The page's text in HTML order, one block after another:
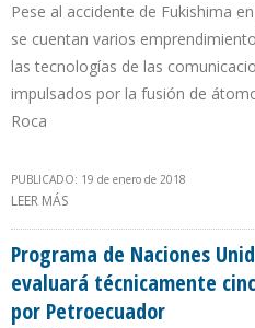
Pese al accidente de Fukishima
se cuentan varios
las tecnologías de las
impulsados por la fusión de
Roca
PUBLICADO: 19 de enero de 2018
LEER MÁS
Programa de Naciones
evaluará técnicamente
por Petroecuador